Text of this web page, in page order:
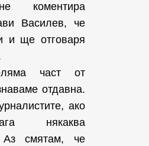
коментира
Василев, че
и ще отговаря
част от
отдавна.
ако
някаква
Аз смятам, че